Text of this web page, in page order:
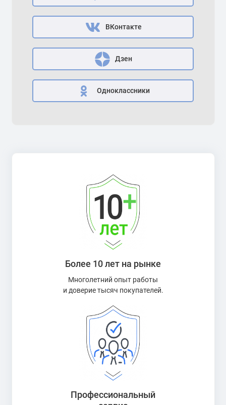
ВКонтакте
Дзен
Одноклассники
Более 10 лет на рынке
Многолетний опыт работы
и доверие тысяч покупателей.
Профессиональный